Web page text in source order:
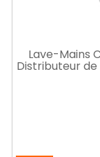
Lave-Mains
Distributeur